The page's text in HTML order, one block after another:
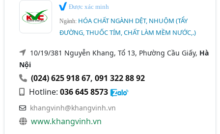
Được xác minh
Ngành: HÓA CHẤT NGÀNH DỆT, NHUỘM (TẨY
ĐƯỜNG, THUỐC TÍM, CHẤT LÀM MỀM NƯỚC,.)
10/19/381 Nguyễn Khang, Tổ 13, Phường Cầu Giấy, Hà
Nội
(024) 625 918 67,091 322 88 92
Hotline:036 645 8573
khangvinh@khangvinh.vn
www.khangvinh.vn